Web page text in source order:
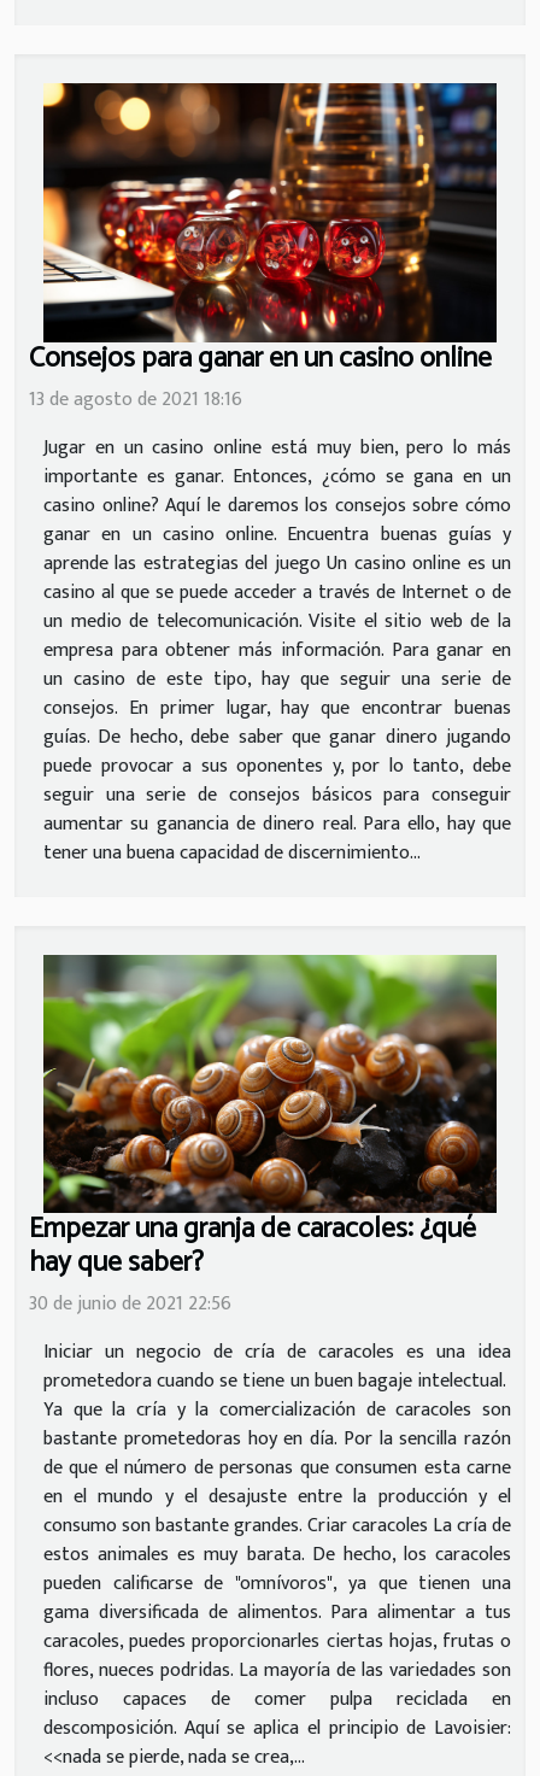
Consejos para ganar en un casino online
13 de agosto de 2021 18:16
Jugar en un casino online está muy bien, pero lo más
importante es ganar. Entonces, ¿cómo se gana en un
casino online? Aquí le daremos los consejos sobre cómo
ganar en un casino online. Encuentra buenas guías y
aprende las estrategias del juego Un casino online es un
casino al que se puede acceder a través de Internet o de
un medio de telecomunicación. Visite el sitio web de la
empresa para obtener más información. Para ganar en
un casino de este tipo, hay que seguir una serie de
consejos. En primer lugar, hay que encontrar buenas
guías. De hecho, debe saber que ganar dinero jugando
puede provocar a sus oponentes y, por lo tanto, debe
seguir una serie de consejos básicos para conseguir
aumentar su ganancia de dinero real. Para ello, hay que
tener una buena capacidad de discernimiento...
Empezar una granja de caracoles: ¿qué
hay que saber?
30 de junio de 2021 22:56
Iniciar un negocio de cría de caracoles es una idea
prometedora cuando se tiene un buen bagaje intelectual.
Ya que la cría y la comercialización de caracoles son
bastante prometedoras hoy en día. Por la sencilla razón
de que el número de personas que consumen esta carne
en el mundo y el desajuste entre la producción y el
consumo son bastante grandes. Criar caracoles La cría de
estos animales es muy barata. De hecho, los caracoles
pueden calificarse de "omnívoros", ya que tienen una
gama diversificada de alimentos. Para alimentar a tus
caracoles, puedes proporcionarles ciertas hojas, frutas o
flores, nueces podridas. La mayoría de las variedades son
incluso capaces de comer pulpa reciclada en
descomposición. Aquí se aplica el principio de Lavoisier:
<<nada se pierde, nada se crea,...